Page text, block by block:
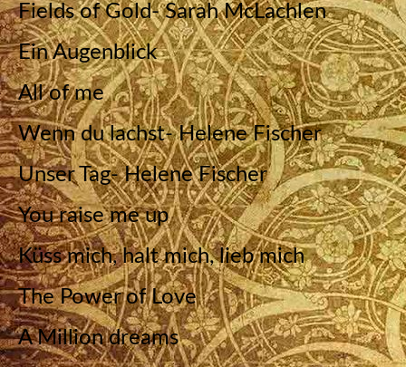
Fields of Gold- Sarah McLachlen
Ein Augenblick
All of me
Wenn du lachst- Helene Fischer
Unser Tag- Helene Fischer
You raise me up
Küss mich, halt mich, lieb mich
The Power of Love
A Million dreams